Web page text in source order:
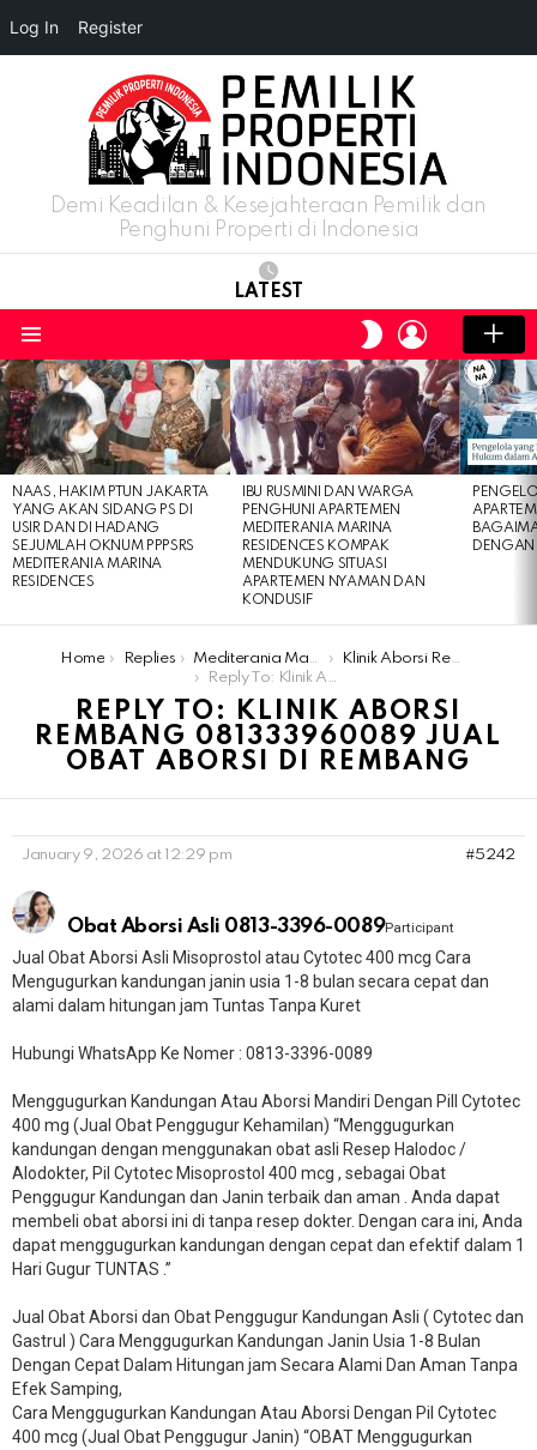
Demi Keadilan & Kesejahteraan Pemilik dan
Penghuni Properti di Indonesia
LATEST
SWITCH
SKIN
LOGIN
LATEST
STORIES
NAAS, HAKIM PTUN JAKARTA
YANG AKAN SIDANG PS DI
USIR DAN DI HADANG
SEJUMLAH OKNUM PPPSRS
MEDITERANIA MARINA
RESIDENCES
IBU RUSMINI DAN WARGA
PENGHUNI APARTEMEN
MEDITERANIA MARINA
RESIDENCES KOMPAK
MENDUKUNG SITUASI
APARTEMEN NYAMAN DAN
KONDUSIF
DENGAN
You are here:
Home Replies Mediterania Marina Residences
Klinik Aborsi Rembang 081333960089 Jual Obat Aborsi Di Rembang
Reply To: Klinik Aborsi Rembang 081333960089 Jual Obat Aborsi Di Rembang
REPLY TO: KLINIK ABORSI
REMBANG 081333960089 JUAL
OBAT ABORSI DI REMBANG
January 9, 2026 at 12:29 pm #5242
Obat Aborsi Asli 0813-3396-0089Participant
Jual Obat Aborsi Asli Misoprostol atau Cytotec 400 mcg Cara
Mengugurkan kandungan janin usia 1-8 bulan secara cepat dan
alami dalam hitungan jam Tuntas Tanpa Kuret
Hubungi WhatsApp Ke Nomer : 0813-3396-0089​
Menggugurkan Kandungan Atau Aborsi Mandiri Dengan Pill Cytotec
400 mg (Jual Obat Penggugur Kehamilan) “Menggugurkan
kandungan dengan menggunakan obat asli Resep Halodoc /
Alodokter, Pil Cytotec Misoprostol 400 mcg , sebagai Obat
Penggugur Kandungan dan Janin terbaik dan aman . Anda dapat
membeli obat aborsi ini di tanpa resep dokter. Dengan cara ini, Anda
dapat menggugurkan kandungan dengan cepat dan efektif dalam 1
Hari Gugur TUNTAS .”
Jual Obat Aborsi dan Obat Penggugur Kandungan Asli ( Cytotec dan
Gastrul ) Cara Menggugurkan Kandungan Janin Usia 1-8 Bulan
Dengan Cepat Dalam Hitungan jam Secara Alami Dan Aman Tanpa
Efek Samping,
Cara Menggugurkan Kandungan Atau Aborsi Dengan Pil Cytotec
400 mcg (Jual Obat Penggugur Janin) “OBAT Menggugurkan
Log In Register